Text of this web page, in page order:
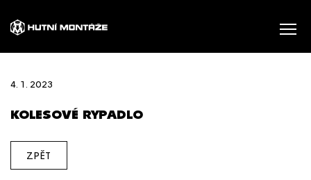
4. 1. 2023
KOLESOVÉ RYPADLO
ZPĚT